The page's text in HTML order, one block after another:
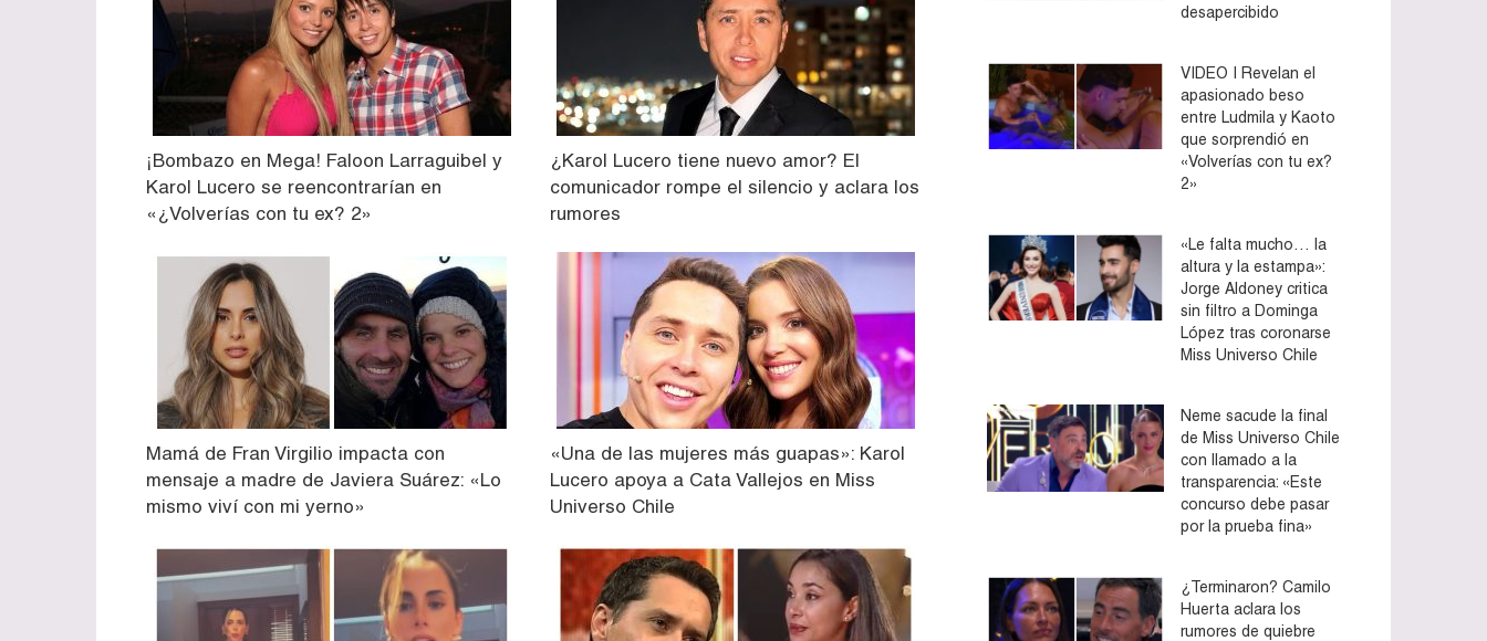
¡Bombazo en Mega! Faloon Larraguibel y
Karol Lucero se reencontrarían en
«¿Volverías con tu ex? 2»
¿Karol Lucero tiene nuevo amor? El
comunicador rompe el silencio y aclara los
rumores
Mamá de Fran Virgilio impacta con
mensaje a madre de Javiera Suárez: «Lo
mismo viví con mi yerno»
«Una de las mujeres más guapas»: Karol
Lucero apoya a Cata Vallejos en Miss
Universo Chile
desapercibido
VIDEO | Revelan el
apasionado beso
entre Ludmila y Kaoto
que sorprendió en
«Volverías con tu ex?
2»
«Le falta mucho… la
altura y la estampa»:
Jorge Aldoney critica
sin filtro a Dominga
López tras coronarse
Miss Universo Chile
Neme sacude la final
de Miss Universo Chile
con llamado a la
transparencia: «Este
concurso debe pasar
por la prueba fina»
¿Terminaron? Camilo
Huerta aclara los
rumores de quiebre